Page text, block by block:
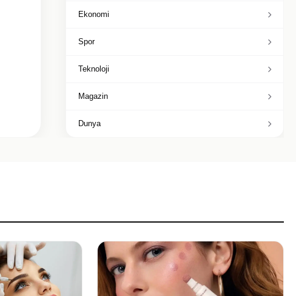
Ekonomi
Spor
Teknoloji
Magazin
Dunya